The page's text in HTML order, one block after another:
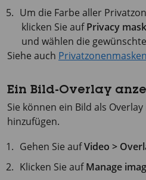
Um die Farbe aller
klicken Sie aufPrivacy
und wählen die
Siehe auch Privatzonenmasken
Ein Bild-Overlay
Sie können ein Bild als
hinzufügen.
Gehen Sie aufVideo >
Klicken Sie aufManage